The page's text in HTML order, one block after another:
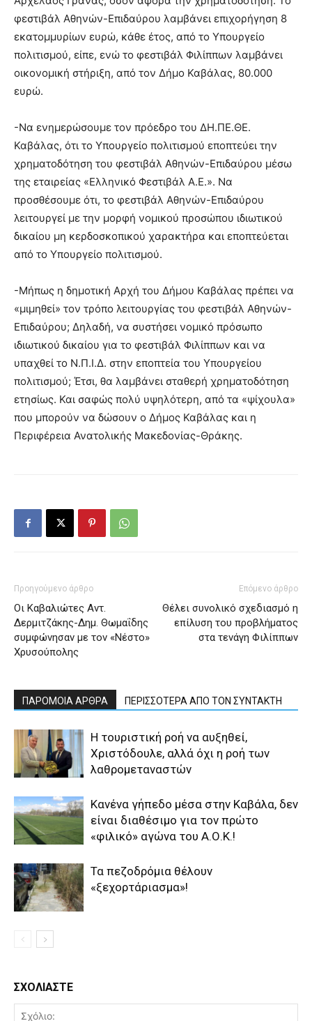
φεστιβάλ Αθηνών-Επιδαύρου λαμβάνει επιχορήγηση 8
εκατομμυρίων ευρώ, κάθε έτος, από το Υπουργείο
πολιτισμού, είπε, ενώ το φεστιβάλ Φιλίππων λαμβάνει
οικονομική στήριξη, από τον Δήμο Καβάλας, 80.000
ευρώ.
-Να ενημερώσουμε τον πρόεδρο του ΔΗ.ΠΕ.ΘΕ.
Καβάλας, ότι το Υπουργείο πολιτισμού εποπτεύει την
χρηματοδότηση του φεστιβάλ Αθηνών-Επιδαύρου μέσω
της εταιρείας «Ελληνικό Φεστιβάλ Α.Ε.». Να
προσθέσουμε ότι, το φεστιβάλ Αθηνών-Επιδαύρου
λειτουργεί με την μορφή νομικού προσώπου ιδιωτικού
δικαίου μη κερδοσκοπικού χαρακτήρα και εποπτεύεται
από το Υπουργείο πολιτισμού.
-Μήπως η δημοτική Αρχή του Δήμου Καβάλας πρέπει να
«μιμηθεί» τον τρόπο λειτουργίας του φεστιβάλ Αθηνών-
Επιδαύρου; Δηλαδή, να συστήσει νομικό πρόσωπο
ιδιωτικού δικαίου για το φεστιβάλ Φιλίππων και να
υπαχθεί το Ν.Π.Ι.Δ. στην εποπτεία του Υπουργείου
πολιτισμού; Έτσι, θα λαμβάνει σταθερή χρηματοδότηση
ετησίως. Και σαφώς πολύ υψηλότερη, από τα «ψίχουλα»
που μπορούν να δώσουν ο Δήμος Καβάλας και η
Περιφέρεια Ανατολικής Μακεδονίας-Θράκης.
Προηγούμενο άρθρο
Οι Καβαλιώτες Αντ.
Δερμιτζάκης-Δημ. Θωμαΐδης
συμφώνησαν με τον «Νέστο»
Χρυσούπολης
Επόμενο άρθρο
Θέλει συνολικό σχεδιασμό η
επίλυση του προβλήματος
στα τενάγη Φιλίππων
ΠΑΡΟΜΟΙΑ ΑΡΘΡΑ ΠΕΡΙΣΣΟΤΕΡΑ ΑΠΟ ΤΟΝ ΣΥΝΤΑΚΤΗ
Η τουριστική ροή να αυξηθεί,
Χριστόδουλε, αλλά όχι η ροή των
λαθρομεταναστών
Κανένα γήπεδο μέσα στην Καβάλα, δεν
είναι διαθέσιμο για τον πρώτο
«φιλικό» αγώνα του Α.Ο.Κ.!
Τα πεζοδρόμια θέλουν
«ξεχορτάριασμα»!
ΣΧΟΛΙΑΣΤΕ